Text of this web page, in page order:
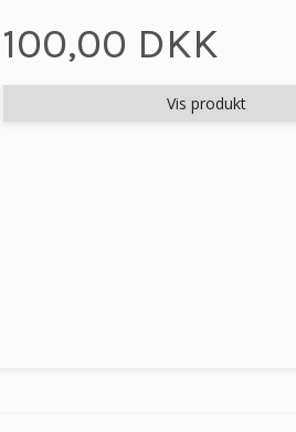
100,00 DKK
Vis produkt